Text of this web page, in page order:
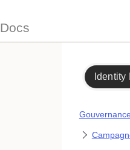
Docs
Identity